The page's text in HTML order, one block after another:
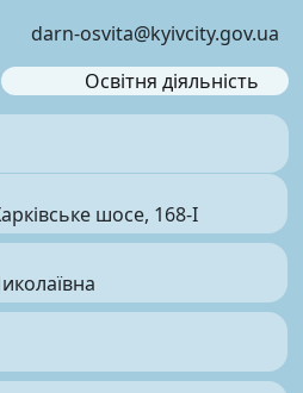
darn-osvita@kyivcity.gov.ua
Освітня діяльність
шосе, 168-І